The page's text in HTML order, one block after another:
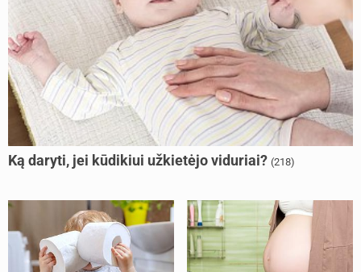
Ką daryti, jei kūdikiui užkietėjo viduriai? (218)